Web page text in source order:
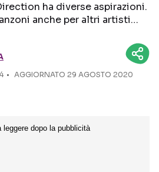
sui social
ha diverse aspirazioni.
anche per altri artisti…
AGGIORNATO 29 AGOSTO 2020